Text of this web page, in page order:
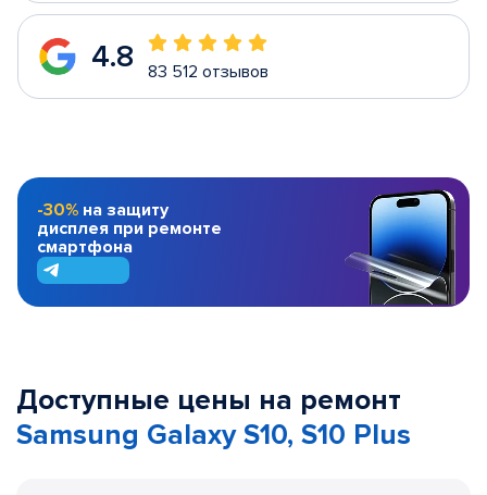
4.8 83 512 отзывов
-30% на защиту
дисплея при ремонте
смартфона
Доступные цены на ремонт
Samsung Galaxy S10, S10 Plus